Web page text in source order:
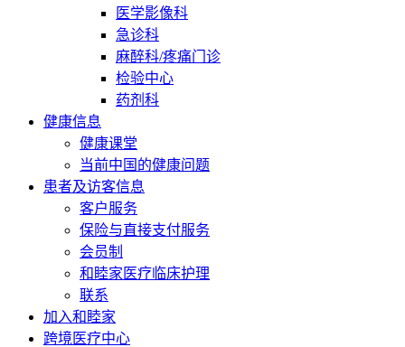
医学影像科
急诊科
麻醉科/疼痛门诊
检验中心
药剂科
健康信息
健康课堂
当前中国的健康问题
患者及访客信息
客户服务
保险与直接支付服务
会员制
和睦家医疗临床护理
联系
加入和睦家
跨境医疗中心